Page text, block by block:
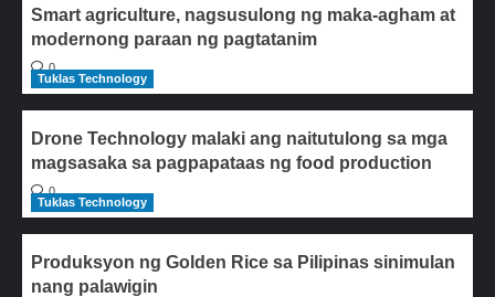
Smart agriculture, nagsusulong ng maka-agham at
modernong paraan ng pagtatanim
0
Tuklas Technology
Drone Technology malaki ang naitutulong sa mga
magsasaka sa pagpapataas ng food production
0
Tuklas Technology
Produksyon ng Golden Rice sa Pilipinas sinimulan
nang palawigin